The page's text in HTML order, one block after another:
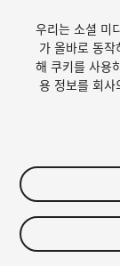
$10
Seat
우리는 소셜 미
가 올바로 동작
해 쿠키를 사용
용 정보를 회사